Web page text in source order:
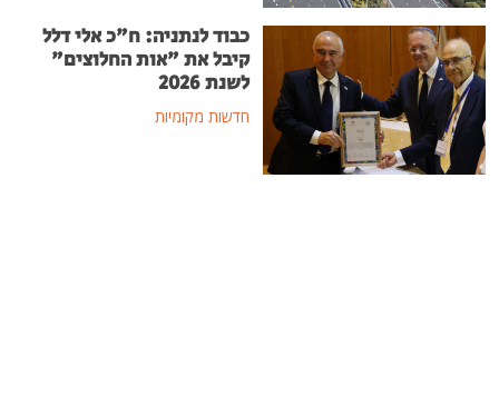
כבוד לנתניה: ח"כ אלי דלל
קיבל את "אות החלוצים"
לשנת 2026
חדשות מקומיות